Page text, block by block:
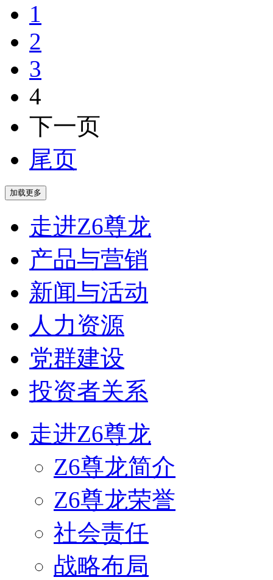
1
2
3
4
下一页
尾页
走进Z6尊龙
产品与营销
新闻与活动
人力资源
党群建设
投资者关系
走进Z6尊龙
Z6尊龙简介
Z6尊龙荣誉
社会责任
战略布局